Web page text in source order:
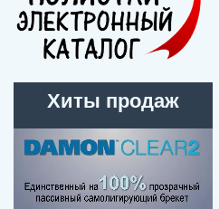
Хиты продаж